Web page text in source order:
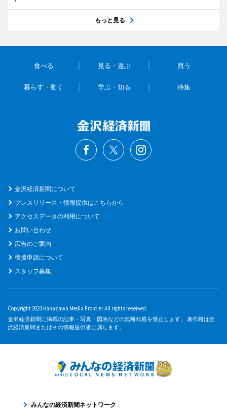
もっと見る
食べる 見る・遊ぶ 買う
暮らす・働く 学ぶ・知る 特集
金沢経済新聞について
プレスリリース・情報提供はこちらから
アクセスデータの利用について
お問い合わせ
広告のご案内
後援申請について
スタッフ募集
Copyright 2023 Kanazawa Media Frontier All rights reserved.
金沢経済新聞に掲載の記事・写真・図表などの無断転載を禁止します。 著作権は金
沢経済新聞またはその情報提供者に属します。
みんなの経済新聞ネットワーク